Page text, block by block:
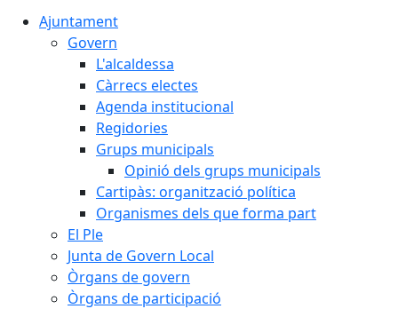
Ajuntament
Govern
L'alcaldessa
Càrrecs electes
Agenda institucional
Regidories
Grups municipals
Opinió dels grups municipals
Cartipàs: organització política
Organismes dels que forma part
El Ple
Junta de Govern Local
Òrgans de govern
Òrgans de participació